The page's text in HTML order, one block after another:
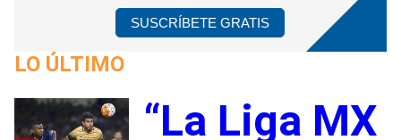
SUSCRÍBETE GRATIS
LO ÚLTIMO
“La Liga MX